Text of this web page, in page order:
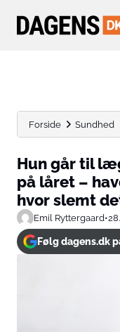
Forside Sundhed
Hun går til
på låret –
hvor slemt
Emil Ryttergaard•
Følg dagens.dk